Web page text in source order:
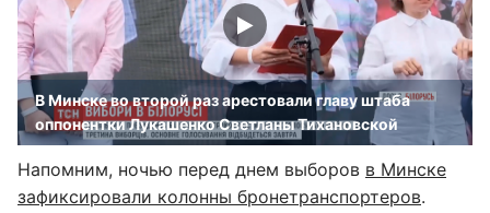
В Минске во второй раз арестовали главу штаба
оппонентки Лукашенко Светланы Тихановской
Напомним, ночью перед днем выборов в Минске
зафиксировали колонны бронетранспортеров.